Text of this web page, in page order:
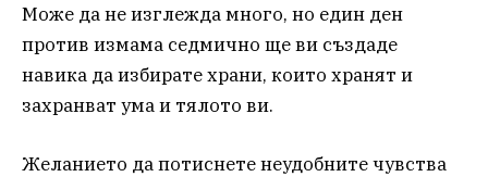
Може да не изглежда много, но един ден
против измама седмично ще ви създаде
навика да избирате храни, които хранят и
захранват ума и тялото ви.
Желанието да потиснете неудобните чувства